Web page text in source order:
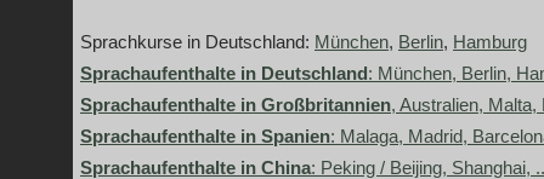
Sprachkurse in Deutschland: München, Berlin, Hamburg
Sprachaufenthalte in Deutschland: München, Berlin,
Sprachaufenthalte in Großbritannien, Australien,
Sprachaufenthalte in Spanien: Malaga, Madrid,
Sprachaufenthalte in China: Peking / Beijing, Shanghai,